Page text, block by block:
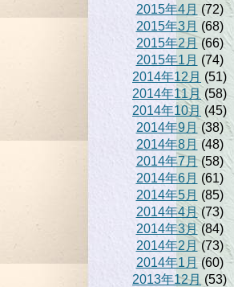
2015年4月 (72)
2015年3月 (68)
2015年2月 (66)
2015年1月 (74)
2014年12月 (51)
2014年11月 (58)
2014年10月 (45)
2014年9月 (38)
2014年8月(48)
2014年7月(58)
2014年6月 (61)
2014年5月 (85)
2014年4月(73)
2014年3月(84)
2014年2月(73)
2014年1月(60)
2013年12月 (53)